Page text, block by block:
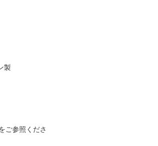
製
ご参照くださ